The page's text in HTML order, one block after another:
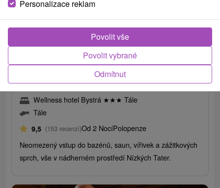
od
/noc/osoba
Skvělá BYSTRÁ: Místo, kde začíná relax
Wellness hotel Bystrá ★★★ Tále
Tále
9,5 (153 recenzí)Od 2 NocíPolopenze
Neomezený vstup do bazénů, saun, vířivek a zážitkových
sprch, vše v nádherném prostředí Nízkých Tater.
Personalizace reklam
Odmítnut
Povolit vybrané
Povolit vše